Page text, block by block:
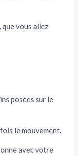
que vous allez
posées sur le
le mouvement.
avec votre